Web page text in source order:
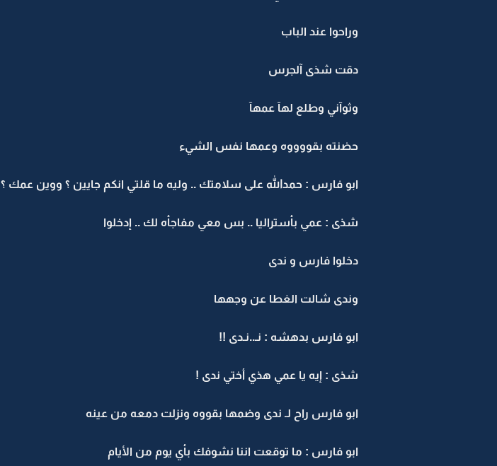
وراحوا عند الباب
دقت شذى آلجرس
وثوآني وطلع لهآ عمهآ
حضنته بقووووه وعمها نفس الشيء
ابو فارس : حمدالله على سلامتك .. وليه ما قلتي انكم جايين ؟ ووين عمك ؟
شذى : عمي بأستراليا .. بس معي مفاجأه لك .. إدخلوا
دخلوا فارس و ندى
وندى شالت الغطا عن وجهها
ابو فارس بدهشه : نـ..نـدى !!
شذى : إيه يا عمي هذي أختي ندى !
ابو فارس راح لـ ندى وضمها بقووه ونزلت دمعه من عينه
ابو فارس : ما توقعت اننا نشوفك بأي يوم من الأيام